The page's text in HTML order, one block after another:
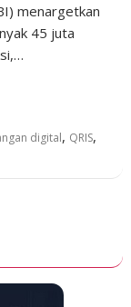
menargetkan
45 juta
digital, QRIS,